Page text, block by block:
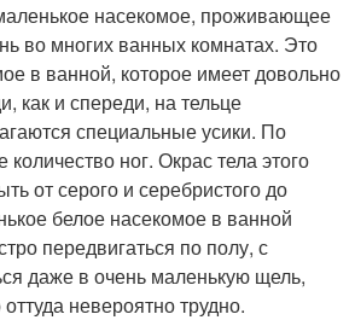
насекомое, проживающее
во многих ванных комнатах. Это
в ванной, которое имеет довольно
как и спереди, на тельце
специальные усики. По
ног. Окрас тела этого
от серого и серебристого до
белое насекомое в ванной
передвигаться по полу, с
даже в очень маленькую щель,
невероятно трудно.